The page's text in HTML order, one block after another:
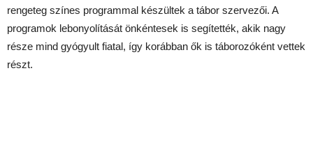
rengeteg színes programmal készültek a tábor szervezői. A
programok lebonyolítását önkéntesek is segítették, akik nagy
része mind gyógyult fiatal, így korábban ők is táborozóként vettek
részt.